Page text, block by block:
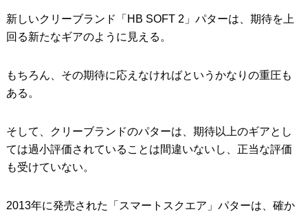
新しいクリーブランド「HB SOFT 2」パターは、期待を上
回る新たなギアのように見える。
もちろん、その期待に応えなければというかなりの重圧も
ある。
そして、クリーブランドのパターは、期待以上のギアとし
ては過小評価されていることは間違いないし、正当な評価
も受けていない。
2013年に発売された「スマートスクエア」パターは、確か
IRONS アイアン
PUTTERS パター
Editor’s Picks 編集部のおすすめ
Our Team 私たちのチーム